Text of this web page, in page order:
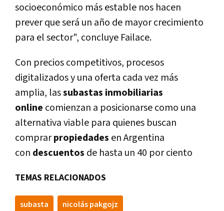
socioeconómico más estable nos hacen
prever que será un año de mayor crecimiento
para el sector", concluye Failace.
Con precios competitivos, procesos
digitalizados y una oferta cada vez más
amplia, lassubastas inmobiliarias
online comienzan a posicionarse como una
alternativa viable para quienes buscan
comprarpropiedades en Argentina
con descuentos de hasta un 40 por ciento
TEMAS RELACIONADOS
subasta nicolás pakgojz